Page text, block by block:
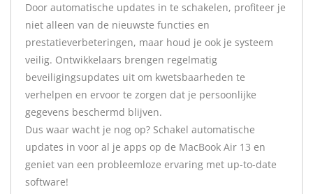
Door automatische updates in te schakelen, profiteer je
niet alleen van de nieuwste functies en
prestatieverbeteringen, maar houd je ook je systeem
veilig. Ontwikkelaars brengen regelmatig
beveiligingsupdates uit om kwetsbaarheden te
verhelpen en ervoor te zorgen dat je persoonlijke
gegevens beschermd blijven.
Dus waar wacht je nog op? Schakel automatische
updates in voor al je apps op de MacBook Air 13 en
geniet van een probleemloze ervaring met up-to-date
software!